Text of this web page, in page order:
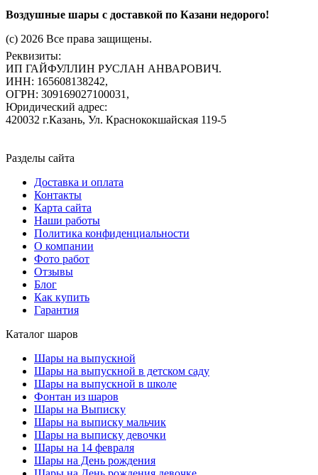
Воздушные шары с доставкой по Казани недорого!
(c) 2026 Все права защищены.
Реквизиты:
ИП ГАЙФУЛЛИН РУСЛАН АНВАРОВИЧ.
ИНН: 165608138242,
ОГРН: 309169027100031,
Юридический адрес:
420032 г.Казань, Ул. Краснококшайская 119-5
Разделы сайта
Доставка и оплата
Контакты
Карта сайта
Наши работы
Политика конфиденциальности
О компании
Фото работ
Отзывы
Блог
Как купить
Гарантия
Каталог шаров
Шары на выпускной
Шары на выпускной в детском саду
Шары на выпускной в школе
Фонтан из шаров
Шары на Выписку
Шары на выписку мальчик
Шары на выписку девочки
Шары на 14 февраля
Шары на День рождения